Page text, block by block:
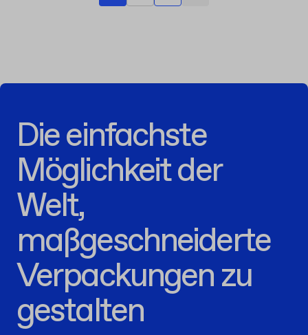
Die einfachste
Möglichkeit der
Welt,
maßgeschneiderte
Verpackungen zu
gestalten